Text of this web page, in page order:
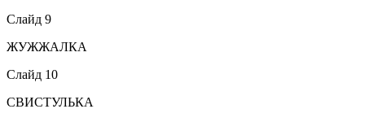
Слайд 9
ЖУЖЖАЛКА
Слайд 10
СВИСТУЛЬКА